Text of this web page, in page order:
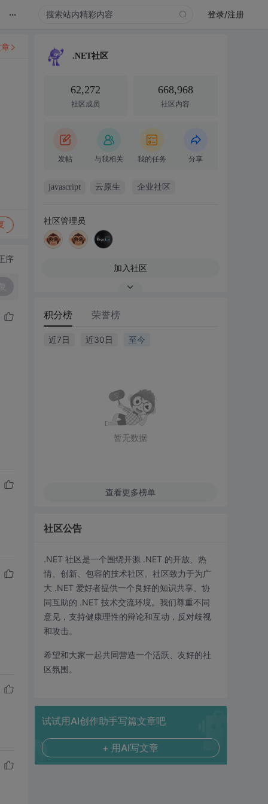
... 登录/注册
序
.NET社区
62,272
社区成员
668,968
社区内容
发帖 与我相关 我的任务 分享
javascript 云原生 企业社区
社区管理员
加入社区
积分榜 荣誉榜
近7日 近30日 至今
暂无数据
查看更多榜单
社区公告
.NET 社区是一个围绕开源 .NET 的开放、热
情、创新、包容的技术社区。社区致力于为广
大 .NET 爱好者提供一个良好的知识共享、协
同互助的 .NET 技术交流环境。我们尊重不同
意见，支持健康理性的辩论和互动，反对歧视
和攻击。
希望和大家一起共同营造一个活跃、友好的社
区氛围。
试试用AI创作助手写篇文章吧
+ 用AI写文章